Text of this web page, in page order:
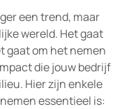
een trend, maar
wereld. Het gaat
gaat om het nemen
die jouw bedrijf
Hier zijn enkele
essentieel is: